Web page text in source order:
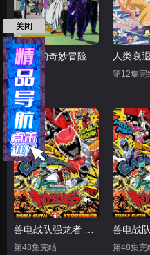
第39集
人类衰
第12集完
第48集完结
兽电战
第48集完
关闭